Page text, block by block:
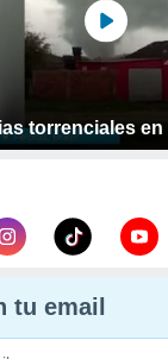
torrenciales en
tu email